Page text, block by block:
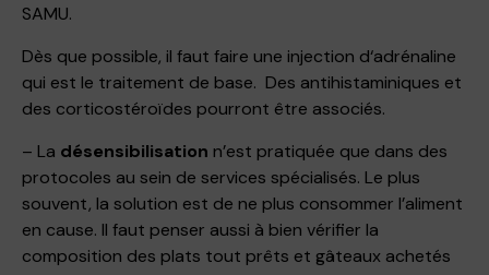
SAMU.
Dès que possible, il faut faire une injection d‘adrénaline
qui est le traitement de base. Des antihistaminiques et
des corticostéroïdes pourront être associés.
– La désensibilisation n’est pratiquée que dans des
protocoles au sein de services spécialisés. Le plus
souvent, la solution est de ne plus consommer l’aliment
en cause. Il faut penser aussi à bien vérifier la
composition des plats tout prêts et gâteaux achetés